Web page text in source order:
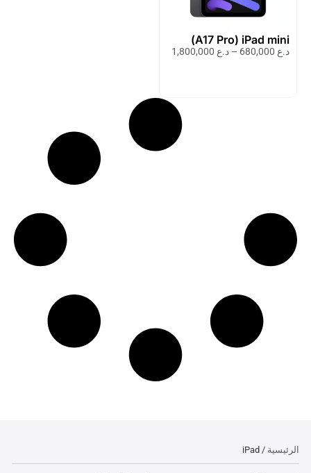
iPad mini‏ (A17 Pro)
د.ع – د.ع
الرئيسية / iPad